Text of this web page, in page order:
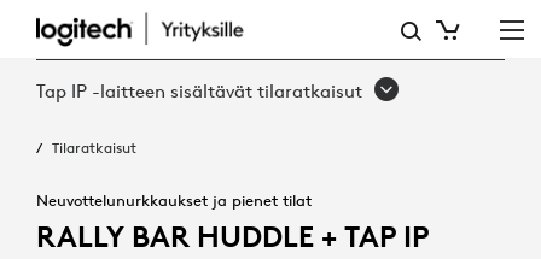
RALLY
BAR
TAP
Tap IP -laitteen sisältävät tilaratkaisut
Tilaratkaisut
Neuvottelunurkkaukset ja pienet tilat
RALLY BAR HUDDLE + TAP IP